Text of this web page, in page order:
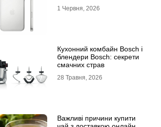
1 Червня, 2026
Кухонний комбайн Bosch і
блендери Bosch: секрети
смачних страв
28 Травня, 2026
Важливі причини купити